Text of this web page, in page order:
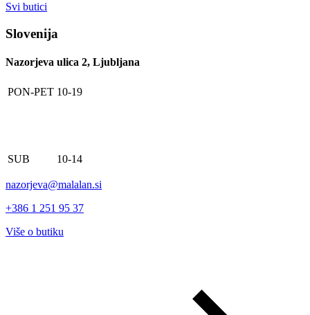
Svi butici
Slovenija
Nazorjeva ulica 2, Ljubljana
PON-PET 10-19
SUB 10-14
nazorjeva@malalan.si
+386 1 251 95 37
Više o butiku